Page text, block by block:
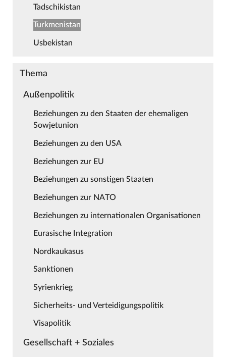
Tadschikistan
Turkmenistan
Usbekistan
Thema
Außenpolitik
Beziehungen zu den Staaten der ehemaligen
Sowjetunion
Beziehungen zu den USA
Beziehungen zur EU
Beziehungen zu sonstigen Staaten
Beziehungen zur NATO
Beziehungen zu internationalen Organisationen
Eurasische Integration
Nordkaukasus
Sanktionen
Syrienkrieg
Sicherheits- und Verteidigungspolitik
Visapolitik
Gesellschaft + Soziales